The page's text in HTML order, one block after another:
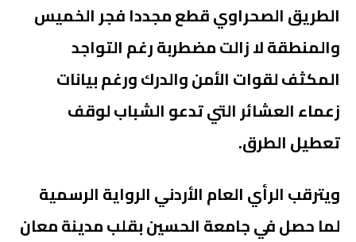
الطريق الصحراوي قطع مجددا فجر الخميس
والمنطقة لا زالت مضطربة رغم التواجد
المكثف لقوات الأمن والدرك ورغم بيانات
زعماء العشائر التي تدعو الشباب لوقف
تعطيل الطرق.
ويترقب الرأي العام الأردني الرواية الرسمية
لما حصل في جامعة الحسين بقلب مدينة معان